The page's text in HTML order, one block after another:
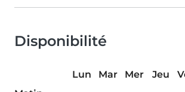
Disponibilité
Lun Mar Mer Jeu